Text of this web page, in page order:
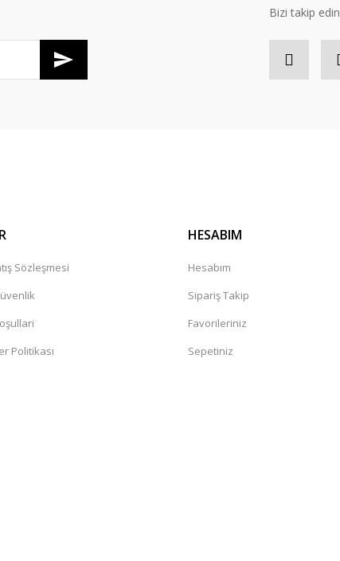
Bizi takip edin,
Sözleşmesi
Politikası
HESABIM
Hesabım
Sipariş Takip
Favorileriniz
Sepetiniz